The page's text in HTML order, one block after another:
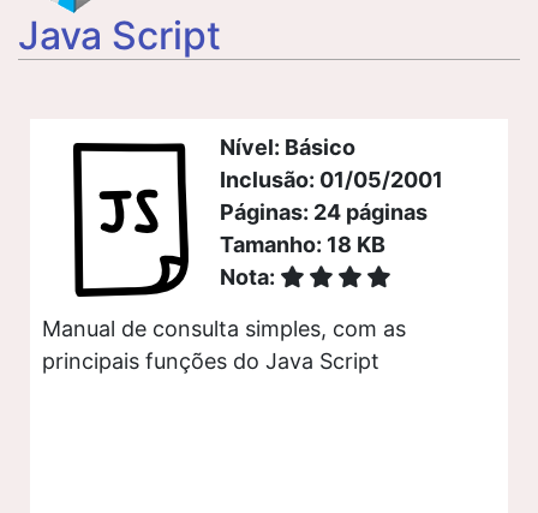
Java Script
Nível: Básico
Inclusão: 01/05/2001
Páginas: 24 páginas
Tamanho: 18 KB
Nota:
Manual de consulta simples, com as
principais funções do Java Script